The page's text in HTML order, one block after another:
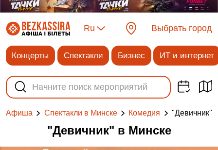
Ru Выбрать город
Концерты Спектакли Бизнес ИТ и интернет
Афиша Спектакли в Минске Комедия "Девичник"
"Девичник" в Минске